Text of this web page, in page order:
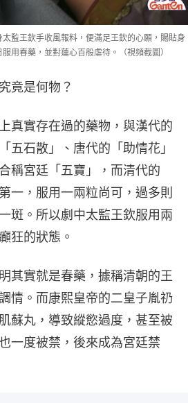
監王欽手收風報料，便滿足王欽的心願，賜貼身
用春藥，並對蓮心百般虐待。（視頻截圖）
竟是何物？
真實存在過的藥物，與漢代的
五石散」、唐代的「助情花」
稱宮廷「五寶」，而清代的
一，服用一兩粒尚可，過多則
斑。所以劇中太監王欽服用兩
狂的狀態。
其實就是春藥，據稱清朝的王
情。而康熙皇帝的二皇子胤礽
蘇丸，導致縱慾過度，甚至被
一度被禁，後來成為宮廷禁